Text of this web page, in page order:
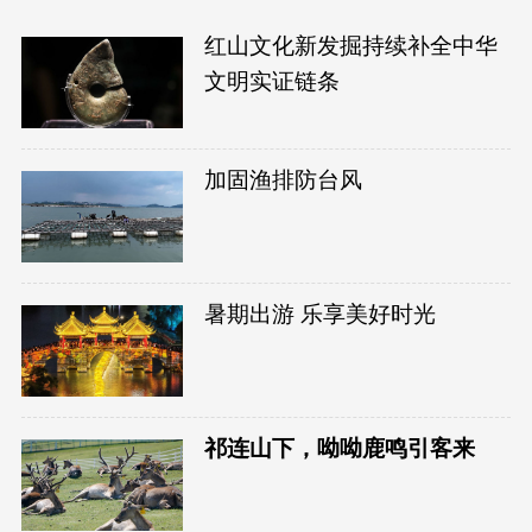
红山文化新发掘持续补全中华
文明实证链条
加固渔排防台风
暑期出游 乐享美好时光
祁连山下，呦呦鹿鸣引客来